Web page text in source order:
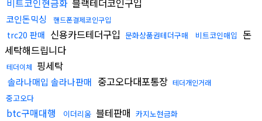
비트코인현금화 블랙테더코인구입
코인돈믹싱 핸드폰결제코인구입
trc20 판매 신용카드테더구입 문화상품권테더구매 비트코인매입
돈
세탁해드립니다
테더이체 핑세탁
솔라나매입 솔라나판매 중고오다대포통장 테더개인거래
중고오다
btc구매대행 이더리움 블테판매 카지노현금화